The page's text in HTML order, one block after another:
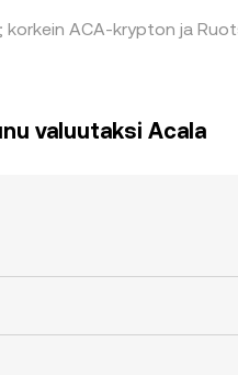
ACA-krypton ja
valuutaksi Acala